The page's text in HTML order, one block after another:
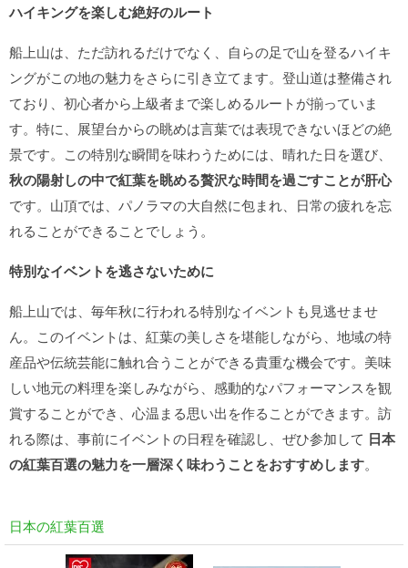
ハイキングを楽しむ絶好のルート
船上山は、ただ訪れるだけでなく、自らの足で山を登るハイキ
ングがこの地の魅力をさらに引き立てます。登山道は整備され
ており、初心者から上級者まで楽しめるルートが揃っていま
す。特に、展望台からの眺めは言葉では表現できないほどの絶
景です。この特別な瞬間を味わうためには、晴れた日を選び、
秋の陽射しの中で紅葉を眺める贅沢な時間を過ごすことが肝心
です。山頂では、パノラマの大自然に包まれ、日常の疲れを忘
れることができることでしょう。
特別なイベントを逃さないために
船上山では、毎年秋に行われる特別なイベントも見逃せませ
ん。このイベントは、紅葉の美しさを堪能しながら、地域の特
産品や伝統芸能に触れ合うことができる貴重な機会です。美味
しい地元の料理を楽しみながら、感動的なパフォーマンスを観
賞することができ、心温まる思い出を作ることができます。訪
れる際は、事前にイベントの日程を確認し、ぜひ参加して 日本
の紅葉百選の魅力を一層深く味わうことをおすすめします。
日本の紅葉百選